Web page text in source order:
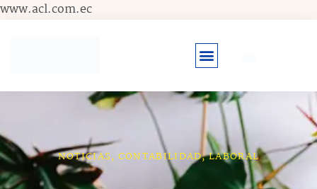
www.acl.com.ecIr
NOTICIAS, CONTABILIDAD,LABORAL